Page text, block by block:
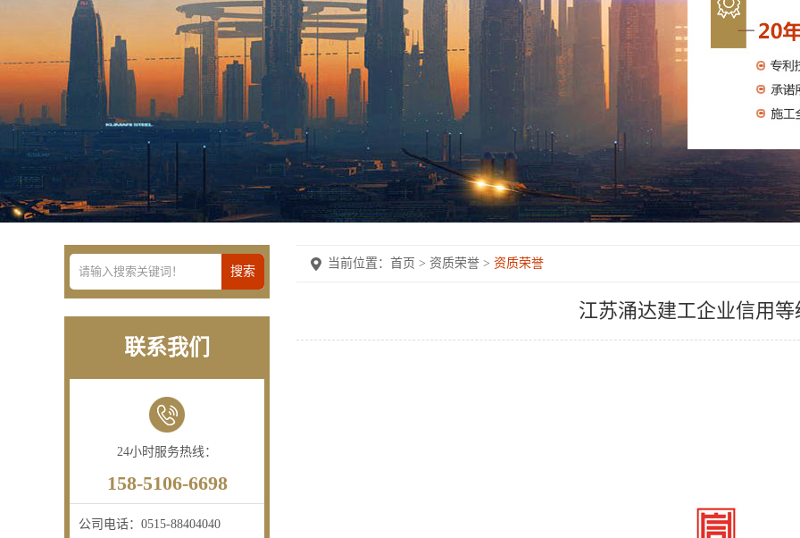
联系我们
24小时服务热线：
158-5106-6698
公司电话： 0515-88404040
当前位置： 首页 > 资质荣誉 > 资质荣誉
江苏涌达建工企业信用等